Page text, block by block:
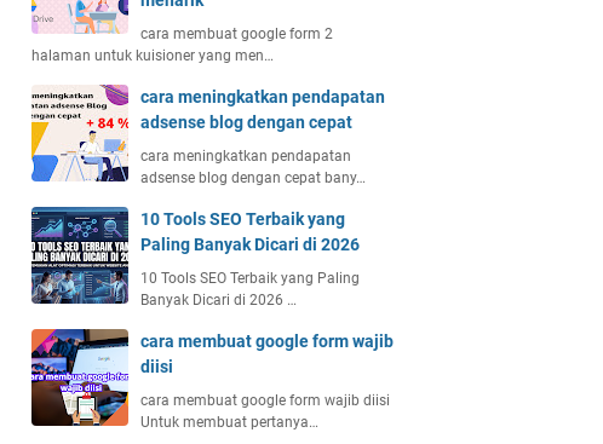
cara membuat google form 2
halaman untuk kuisioner yang men…
cara meningkatkan pendapatan
adsense blog dengan cepat
cara meningkatkan pendapatan
adsense blog dengan cepat bany…
10 Tools SEO Terbaik yang
Paling Banyak Dicari di 2026
10 Tools SEO Terbaik yang Paling
Banyak Dicari di 2026 …
cara membuat google form wajib
diisi
cara membuat google form wajib diisi
Untuk membuat pertanya…